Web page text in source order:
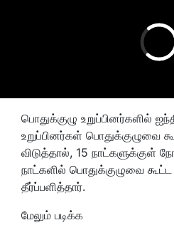
பொதுக்குழு உறுப்பினர்களில்
உறுப்பினர்கள் பொதுக்குழுவை
விடுத்தால், 15 நாட்களுக்குள்
நாட்களில் பொதுக்குழுவை
தீர்ப்பளித்தார்.
மேலும் படிக்க